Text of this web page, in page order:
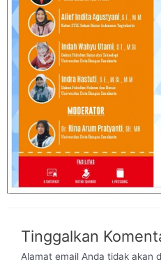
Tinggalkan
Alamat email Anda tidak akan